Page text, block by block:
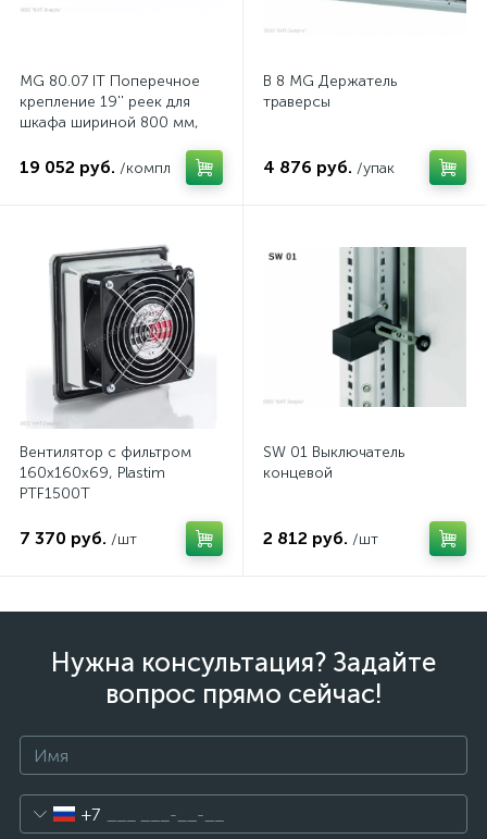
MG 80.07 IT Поперечное
крепление 19'' реек для
шкафа шириной 800 мм,
19 052 руб. /компл
B 8 MG Держатель
траверсы
4 876 руб. /упак
Вентилятор с фильтром
160x160x69, Plastim
PTF1500T
7 370 руб. /шт
SW 01 Выключатель
концевой
2 812 руб. /шт
Нужна консультация? Задайте
вопрос прямо сейчас!
+7